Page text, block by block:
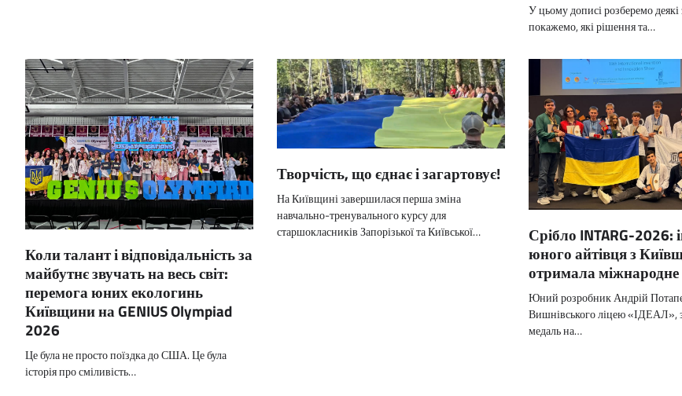
У цьому дописі розберемо деякі
покажемо, які рішення та…
Коли талант і відповідальність за
майбутнє звучать на весь світ:
перемога юних екологинь
Київщини на GENIUS Olympiad
2026
Це була не просто поїздка до США. Це була
історія про сміливість…
Творчість, що єднає і загартовує!
На Київщині завершилася перша зміна
навчально-тренувального курсу для
старшокласників Запорізької та Київської…
Срібло INTARG-2026:
юного айтівця з
отримала
Юний розробник Андрій
Вишнівського ліцею «ІДЕАЛ»,
медаль на…